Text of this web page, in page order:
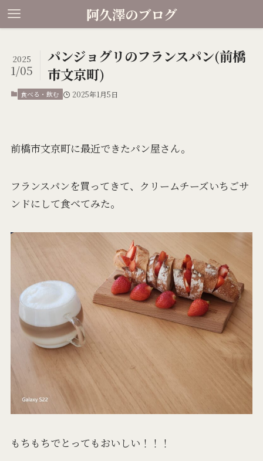
阿久澤のブログ
パンジョグリのフランスパン(前橋
市文京町)
2025
1/05
食べる・飲む 2025年1月5日
前橋市文京町に最近できたパン屋さん。
フランスパンを買ってきて、クリームチーズいちごサ
ンドにして食べてみた。
もちもちでとってもおいしい！！！